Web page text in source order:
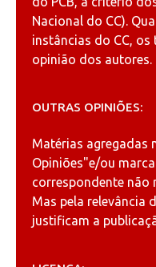
Nacional do CC).
instâncias do CC,
opinião dos autores.
OUTRAS OPINIÕES:
Matérias agregadas
Opiniões"e/ou
correspondente não
Mas pela relevância
justificam a